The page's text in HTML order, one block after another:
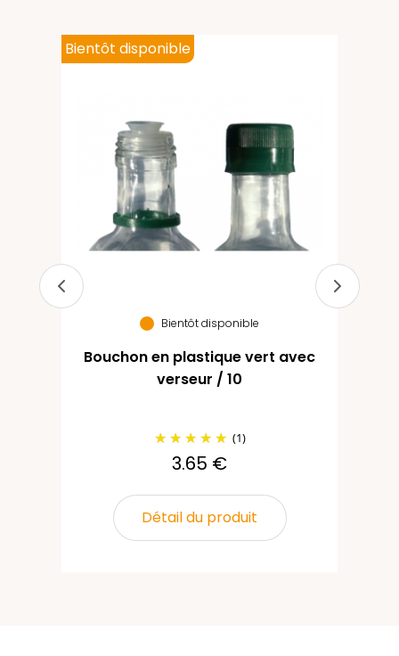
Bientôt disponible
Bouchon en plastique vert avec
verseur / 10
(1)
3.65 €
Détail du produit
Bientôt disponible